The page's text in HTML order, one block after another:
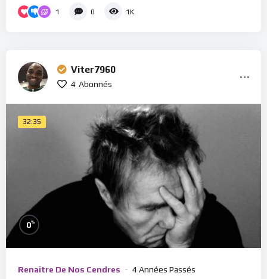
1 0 1K
Viter7960
4 Abonnés
32:35
0%
Renaître De Nos Cendres 4 Années Passés